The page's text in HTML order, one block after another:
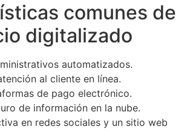
comunes de
digitalizado
automatizados.
al cliente en línea.
de pago electrónico.
de información en la nube.
en redes sociales y un sitio web